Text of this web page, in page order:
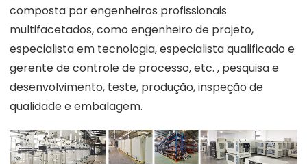
composta por engenheiros profissionais
multifacetados, como engenheiro de projeto,
especialista em tecnologia, especialista qualificado e
gerente de controle de processo, etc. , pesquisa e
desenvolvimento, teste, produção, inspeção de
qualidade e embalagem.